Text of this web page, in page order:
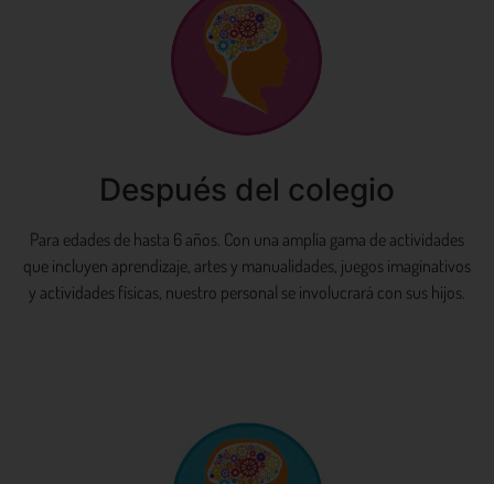
Después del colegio
Para edades de hasta 6 años. Con una amplia gama de actividades
que incluyen aprendizaje, artes y manualidades, juegos imaginativos
y actividades físicas, nuestro personal se involucrará con sus hijos.